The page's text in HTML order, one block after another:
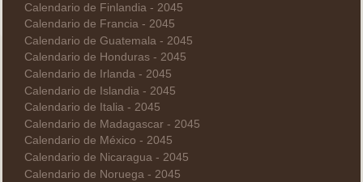
Calendario de Finlandia - 2045
Calendario de Francia - 2045
Calendario de Guatemala - 2045
Calendario de Honduras - 2045
Calendario de Irlanda - 2045
Calendario de Islandia - 2045
Calendario de Italia - 2045
Calendario de Madagascar - 2045
Calendario de México - 2045
Calendario de Nicaragua - 2045
Calendario de Noruega - 2045